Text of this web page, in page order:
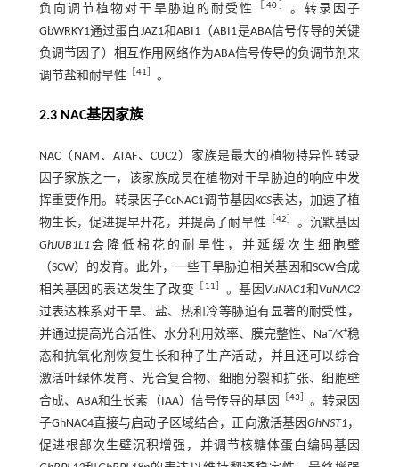
负向调节植物对干旱胁迫的耐受性
40］ 。转录因子
GbWRKY1通过蛋白JAZ1和ABI1（ABI1是ABA信号传导的关键
负调节因子）相互作用网络作为ABA信号传导的负调节剂来
调节盐和耐旱性
41 。
2.3 NAC基因家族
NAC（NAM、ATAF、CUC2）家族是最大的植物特异性转录
因子家族之一，该家族成员在植物对干旱胁迫的响应中发
挥重要作用。转录因子CcNAC1调节基因KCS表达，加速了植
物生长，促进提早开花，并提高了耐旱性 ［42
。沉默基因
GhJUB1L1会降低棉花的耐旱性，并延缓次生细胞壁
（SCW）的发育。此外，一些干旱胁迫相关基因和SCW合成
相关基因的表达发生了改变
11 。基因 VuNAC1和 VuNAC2
过表达株系对干旱、盐、热和冷等胁迫有显著的耐受性，
并通过提高光合活性、水分利用效率、膜完整性、Na+/K+稳
态和抗氧化剂恢复生长和种子生产活动，并且还可以综合
激活叶绿体发育、光合复合物、细胞分裂和扩张、细胞壁
合成、ABA和生长素（IAA）信号传导的基因
43
。转录因
子GhNAC4直接与启动子区域结合，正向激活基因GhNST1，
促进根部次生壁沉积增强，并调节核糖体蛋白编码基因